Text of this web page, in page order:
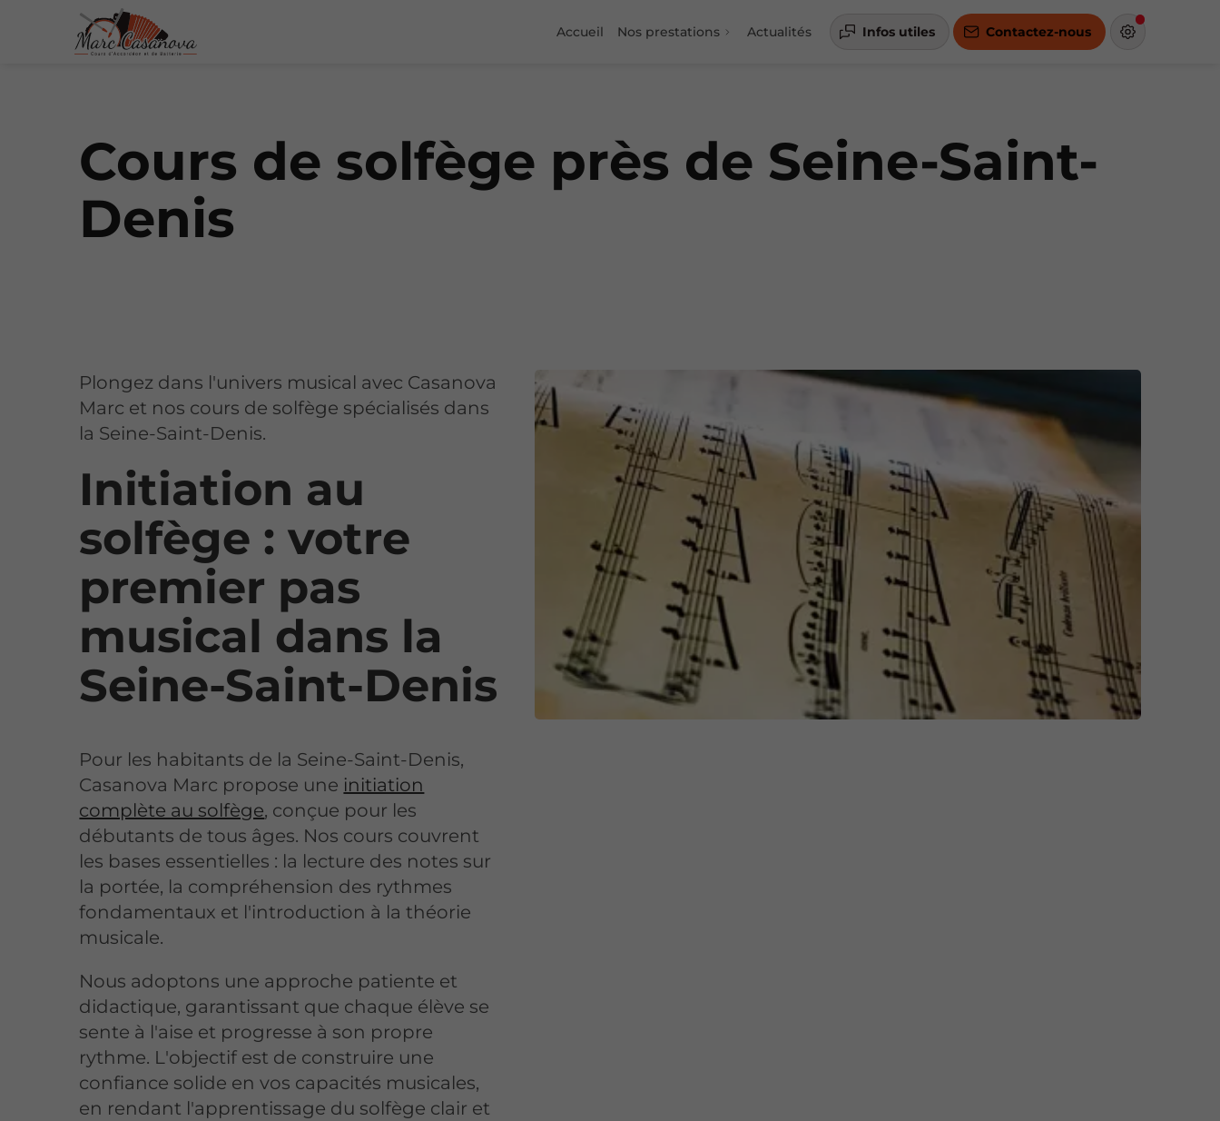
Accueil Nos prestations Actualités Infos utiles Contactez-nous
Cours de solfège près de Seine-Saint-
Denis
Plongez dans l'univers musical avec Casanova
Marc et nos cours de solfège spécialisés dans
la Seine-Saint-Denis.
Initiation au
solfège : votre
premier pas
musical dans la
Seine-Saint-Denis
Pour les habitants de la Seine-Saint-Denis,
Casanova Marc propose une initiation
complète au solfège, conçue pour les
débutants de tous âges. Nos cours couvrent
les bases essentielles : la lecture des notes sur
la portée, la compréhension des rythmes
fondamentaux et l'introduction à la théorie
musicale.
Nous adoptons une approche patiente et
didactique, garantissant que chaque élève se
sente à l'aise et progresse à son propre
rythme. L'objectif est de construire une
confiance solide en vos capacités musicales,
en rendant l'apprentissage du solfège clair et